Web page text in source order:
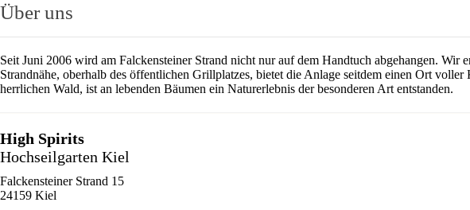
Über uns
Seit Juni 2006 wird am Falckensteiner Strand nicht nur auf dem Handtuch abgehangen.
Strandnähe, oberhalb des öffentlichen Grillplatzes, bietet die Anlage seitdem einen Ort
herrlichen Wald, ist an lebenden Bäumen ein Naturerlebnis der besonderen Art entstanden.
High Spirits
Hochseilgarten Kiel
Falckensteiner Strand 15
24159 Kiel